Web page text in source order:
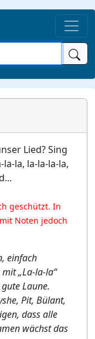
Lied? Sing
la, la-la-la-la,
geschützt. In
Noten jedoch
einfach
„La-la-la“
Laune.
Pit, Bülant,
dass alle
wächst das